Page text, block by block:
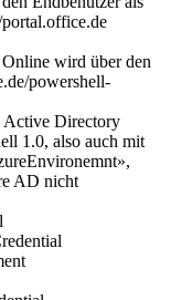
wird über den
powershell-
Active Directory
1.0, also auch mit
AD nicht